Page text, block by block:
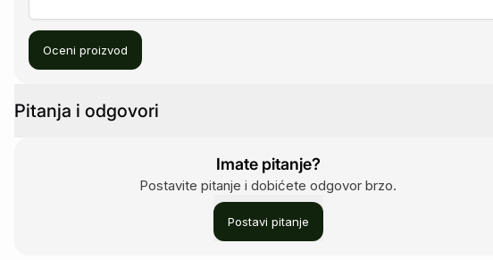
Oceni proizvod
Pitanja i odgovori
Imate pitanje?
Postavite pitanje i dobićete odgovor brzo.
Postavi pitanje